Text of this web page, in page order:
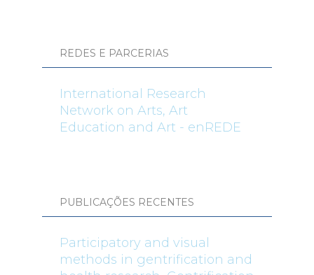
REDES E PARCERIAS
International Research
Network on Arts, Art
Education and Art - enREDE
PUBLICAÇÕES RECENTES
Participatory and visual
methods in gentrification and